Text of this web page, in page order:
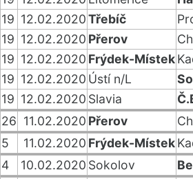
19 12.02.2020Třebíč
19 12.02.2020 Přerov
19 12.02.2020 Frýdek-Místek
19 12.02.2020 Ústí n/L
19 12.02.2020 Slavia
26 11.02.2020 Přerov
5
11.02.2020 Frýdek-Místek
4
10.02.2020 Sokolov